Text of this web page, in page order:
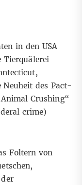
in den USA
Tierquälerei
,
Neuheit des Pact-
Crushing“
crime)
Foltern von